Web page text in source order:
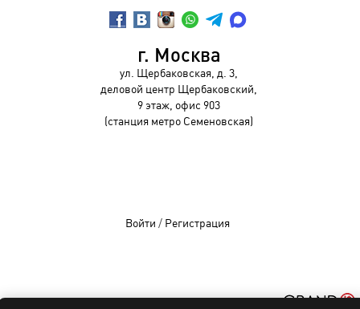
г. Москва
ул. Щербаковская, д. 3,
деловой центр Щербаковский,
9 этаж, офис 903
(станция метро Семеновская)
Войти / Регистрация
OCHKIVIP 2009-2026©